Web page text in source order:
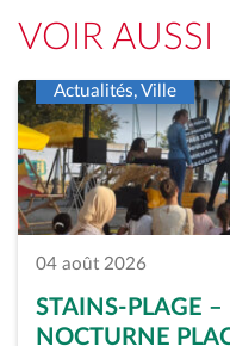
VOIR AUSSI
Actualités, Ville
04 août 2026
STAINS-PLAGE –
NOCTURNE